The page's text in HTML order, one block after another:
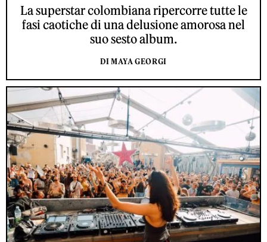
La superstar colombiana ripercorre tutte le
fasi caotiche di una delusione amorosa nel
suo sesto album.
DI MAYA GEORGI